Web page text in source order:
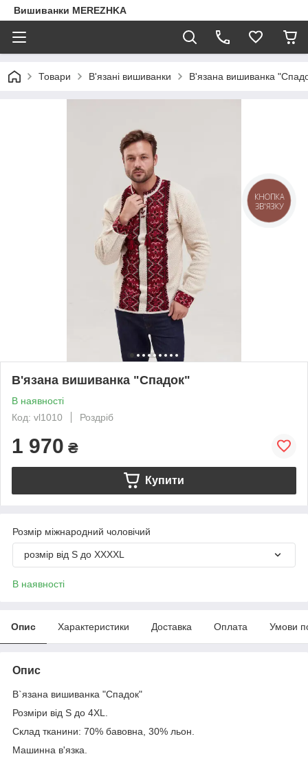
Вишиванки MEREZHKA
Товари В'язані вишиванки В'язана вишиванка
В'язана вишиванка "Спадок"
В наявності
Код: vl1010
Роздріб
1 970 ₴
Купити
Розмір міжнародний чоловічий
розмір від S до XXXXL
В наявності
Опис Характеристики Доставка Оплата Умови
Опис
В`язана вишиванка "Спадок"
Розміри від S до 4XL.
Склад тканини: 70% бавовна, 30% льон.
Машинна в'язка.
КНОПКА
ЗВ'ЯЗКУ